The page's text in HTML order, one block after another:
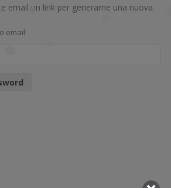
email un link per generarne una nuova.
email